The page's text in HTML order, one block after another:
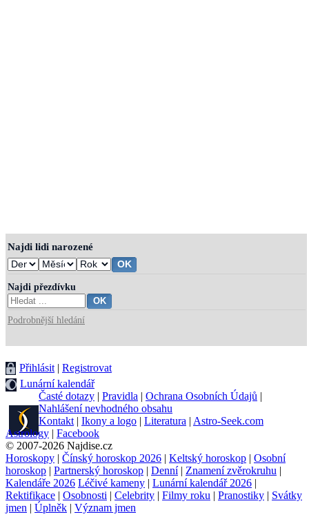
Najdi lidi narozené
Najdi přezdívku
Podrobnější hledání
Přihlásit | Registrovat
Lunární kalendář
Časté dotazy | Pravidla | Ochrana Osobních Údajů |
Nahlášení nevhodného obsahu
Kontakt | Ikony a logo | Literatura | Astro-Seek.com
Astrology | Facebook
© 2007-2026 Najdise.cz
Horoskopy | Čínský horoskop 2026 | Keltský horoskop | Osobní
horoskop | Partnerský horoskop | Denní| Znamení zvěrokruhu |
Kalendáře 2026 Léčivé kameny | Lunární kalendář 2026 |
Rektifikace | Osobnosti | Celebrity | Filmy roku | Pranostiky | Svátky
jmen | Úplněk | Význam jmen